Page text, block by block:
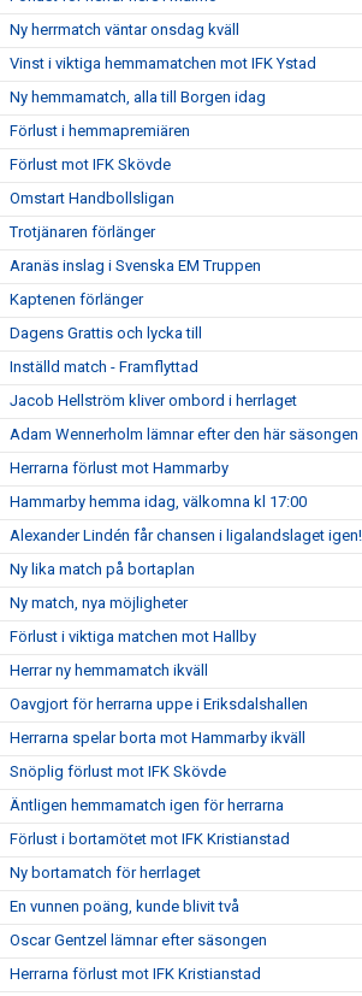
Ny herrmatch väntar onsdag kväll
Vinst i viktiga hemmamatchen mot IFK Ystad
Ny hemmamatch, alla till Borgen idag
Förlust i hemmapremiären
Förlust mot IFK Skövde
Omstart Handbollsligan
Trotjänaren förlänger
Aranäs inslag i Svenska EM Truppen
Kaptenen förlänger
Dagens Grattis och lycka till
Inställd match - Framflyttad
Jacob Hellström kliver ombord i herrlaget
Adam Wennerholm lämnar efter den här säsongen
Herrarna förlust mot Hammarby
Hammarby hemma idag, välkomna kl 17:00
Alexander Lindén får chansen i ligalandslaget igen!
Ny lika match på bortaplan
Ny match, nya möjligheter
Förlust i viktiga matchen mot Hallby
Herrar ny hemmamatch ikväll
Oavgjort för herrarna uppe i Eriksdalshallen
Herrarna spelar borta mot Hammarby ikväll
Snöplig förlust mot IFK Skövde
Äntligen hemmamatch igen för herrarna
Förlust i bortamötet mot IFK Kristianstad
Ny bortamatch för herrlaget
En vunnen poäng, kunde blivit två
Oscar Gentzel lämnar efter säsongen
Herrarna förlust mot IFK Kristianstad